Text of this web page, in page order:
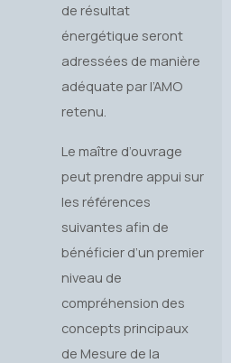
de résultat
énergétique seront
adressées de manière
adéquate par l’AMO
retenu.
Le maître d’ouvrage
peut prendre appui sur
les références
suivantes afin de
bénéficier d’un premier
niveau de
compréhension des
concepts principaux
de Mesure de la